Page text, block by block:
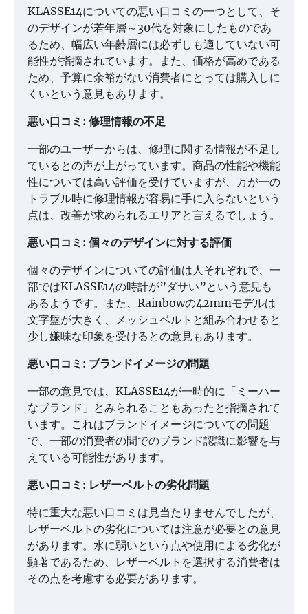
KLASSE14についての悪い口コミの一つとして、そ
のデザインが若年層～30代を対象にしたものであ
るため、幅広い年齢層には必ずしも適していない可
能性が指摘されています。また、価格が高めである
ため、予算に余裕がない消費者にとっては購入しに
くいという意見もあります。
悪い口コミ: 修理情報の不足
一部のユーザーからは、修理に関する情報が不足し
ているとの声が上がっています。商品の性能や機能
性については高い評価を受けていますが、万が一の
トラブル時に修理情報が容易に手に入らないという
点は、改善が求められるエリアと言えるでしょう。
悪い口コミ: 個々のデザインに対する評価
個々のデザインについての評価は人それぞれで、一
部ではKLASSE14の時計が”ダサい”という意見も
あるようです。また、Rainbowの42mmモデルは
文字盤が大きく、メッシュベルトと組み合わせると
少し嫌味な印象を受けるとの意見もあります。
悪い口コミ: ブランドイメージの問題
一部の意見では、KLASSE14が一時的に「ミーハー
なブランド」とみられることもあったと指摘されて
います。これはブランドイメージについての問題
で、一部の消費者の間でのブランド認識に影響を与
えている可能性があります。
悪い口コミ: レザーベルトの劣化問題
特に重大な悪い口コミは見当たりませんでしたが、
レザーベルトの劣化については注意が必要との意見
があります。水に弱いという点や使用による劣化が
顕著であるため、レザーベルトを選択する消費者は
その点を考慮する必要があります。